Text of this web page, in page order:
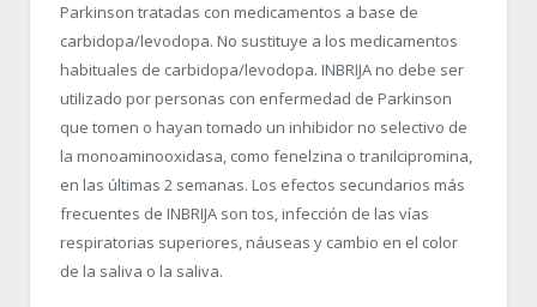
Parkinson tratadas con medicamentos a base de
carbidopa/levodopa. No sustituye a los medicamentos
habituales de carbidopa/levodopa. INBRIJA no debe ser
utilizado por personas con enfermedad de Parkinson
que tomen o hayan tomado un inhibidor no selectivo de
la monoaminooxidasa, como fenelzina o tranilcipromina,
en las últimas 2 semanas. Los efectos secundarios más
frecuentes de INBRIJA son tos, infección de las vías
respiratorias superiores, náuseas y cambio en el color
de la saliva o la saliva.